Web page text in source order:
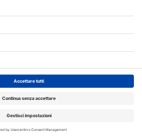
Corsi ECM